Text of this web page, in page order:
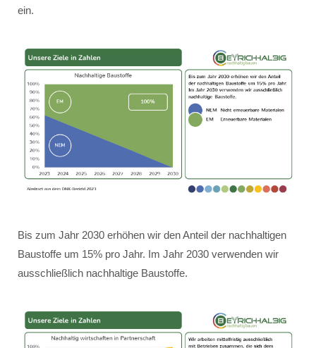
ein.
Bis zum Jahr 2030 erhöhen wir den Anteil der nachhaltigen
Baustoffe um 15% pro Jahr. Im Jahr 2030 verwenden wir
ausschließlich nachhaltige Baustoffe.